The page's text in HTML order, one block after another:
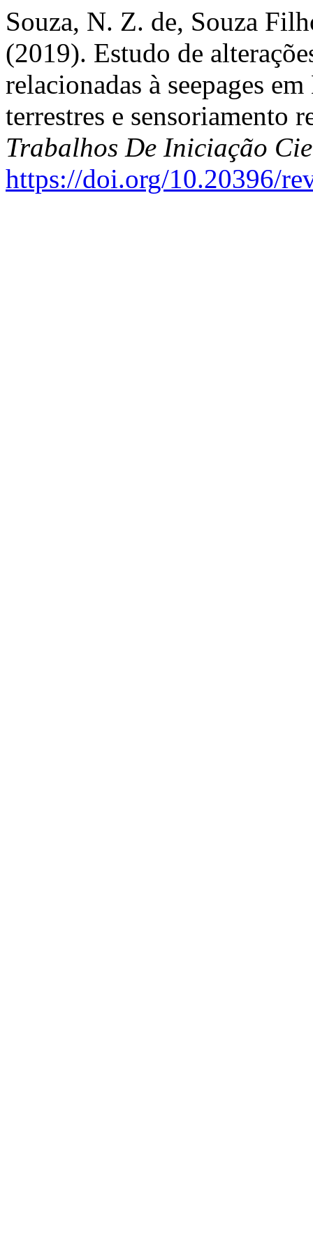
Souza, N. Z. de, Souza
(2019). Estudo de
relacionadas à seepages
terrestres e sensoriamento
Trabalhos De Iniciação
https://doi.org/10.20396/